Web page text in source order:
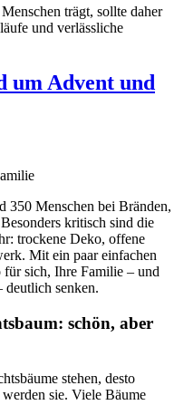
trägt, sollte daher
und verlässliche
um Advent und
350 Menschen bei Bränden,
kritisch sind die
trockene Deko, offene
Mit ein paar einfachen
sich, Ihre Familie – und
deutlich senken.
schön, aber
stehen, desto
sie. Viele Bäume